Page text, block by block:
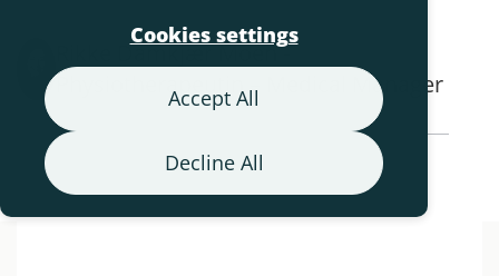
Cookies settings
Accept All
Decline All
Rikke Damkjær Moen -
Physiotherapeutin – Medical Manager
Back to Blog Overview